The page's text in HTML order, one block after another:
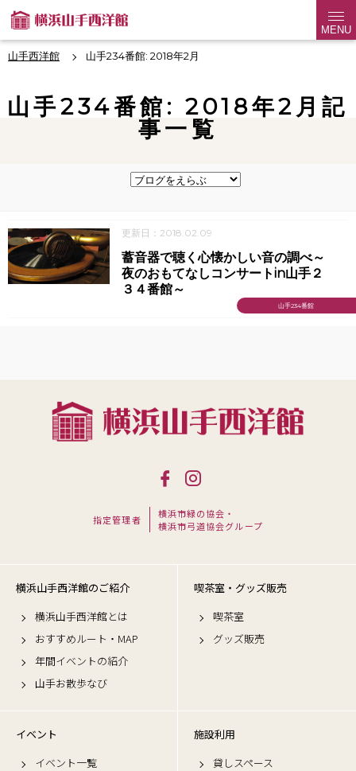
MENU
山手西洋館 山手234番館: 2018年2月
山手234番館: 2018年2月記
事一覧
更新日：2018.02.09
山手234番館
蓄音器で聴く心懐かしい音の調べ～
夜のおもてなしコンサートin山手２
３４番館～
指定管理者
横浜市緑の協会・
横浜市弓道協会グループ
横浜山手西洋館のご紹介
横浜山手西洋館とは
おすすめルート・MAP
年間イベントの紹介
山手お散歩なび
喫茶室・グッズ販売
喫茶室
グッズ販売
イベント
イベント一覧
施設利用
貸しスペース